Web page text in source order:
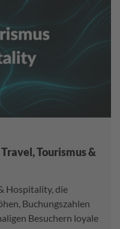
Tourismus &
Hospitality, die
Buchungszahlen
Besuchern loyale